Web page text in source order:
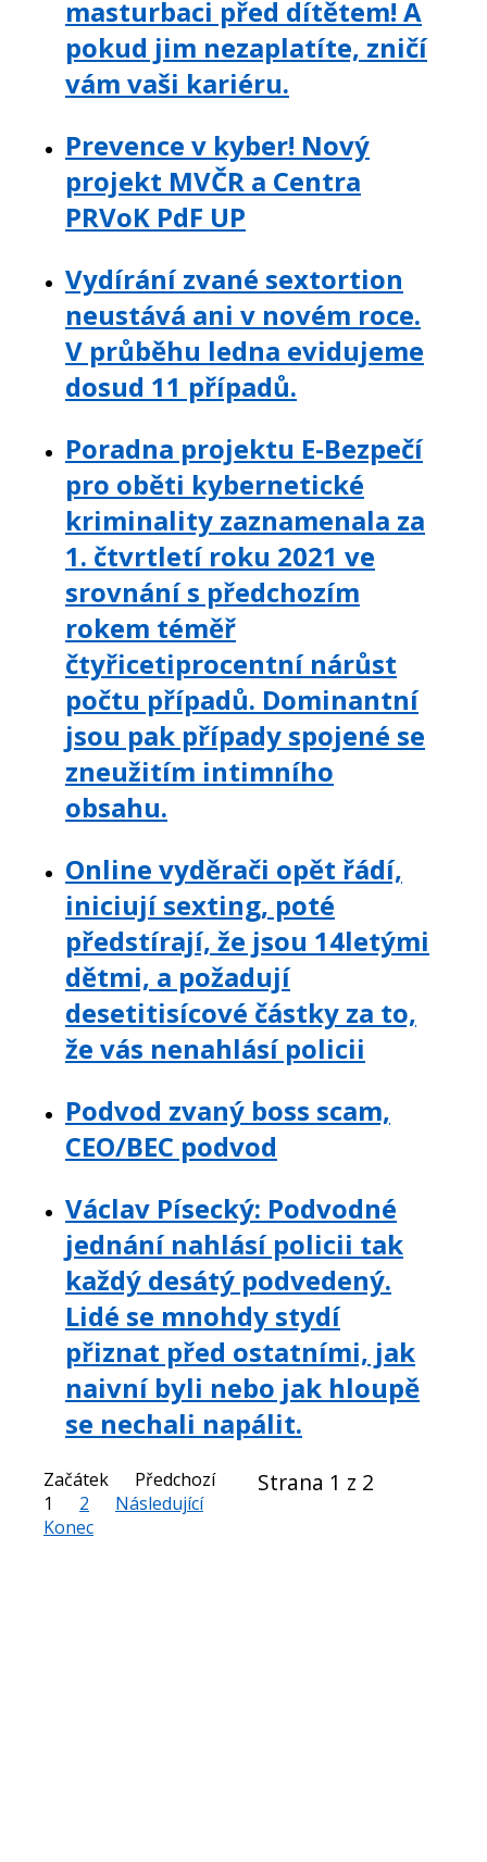
masturbaci před dítětem! A
pokud jim nezaplatíte, zničí
vám vaši kariéru.
Prevence v kyber! Nový
projekt MVČR a Centra
PRVoK PdF UP
Vydírání zvané sextortion
neustává ani v novém roce.
V průběhu ledna evidujeme
dosud 11 případů.
Poradna projektu E-Bezpečí
pro oběti kybernetické
kriminality zaznamenala za
1. čtvrtletí roku 2021 ve
srovnání s předchozím
rokem téměř
čtyřicetiprocentní nárůst
počtu případů. Dominantní
jsou pak případy spojené se
zneužitím intimního
obsahu.
Online vyděrači opět řádí,
iniciují sexting, poté
předstírají, že jsou 14letými
dětmi, a požadují
desetitisícové částky za to,
že vás nenahlásí policii
Podvod zvaný boss scam,
CEO/BEC podvod
Václav Písecký: Podvodné
jednání nahlásí policii tak
každý desátý podvedený.
Lidé se mnohdy stydí
přiznat před ostatními, jak
naivní byli nebo jak hloupě
se nechali napálit.
Strana 1 z 2
Začátek
Předchozí
1
2
Následující
Konec